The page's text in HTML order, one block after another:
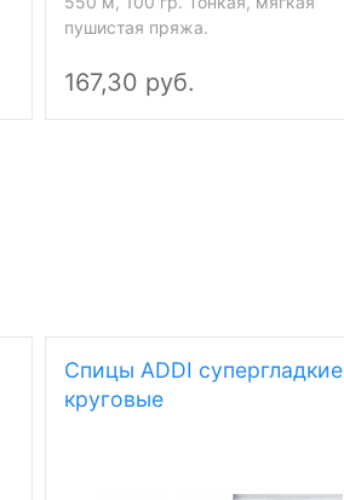
пушистая пряжа.
167,30 руб.
Спицы ADDI супергладкие
круговые